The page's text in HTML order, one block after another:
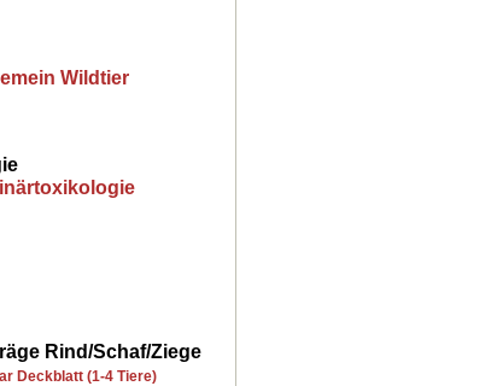
Wildtier
Rind/Schaf/Ziege
Deckblatt (1-4 Tiere)